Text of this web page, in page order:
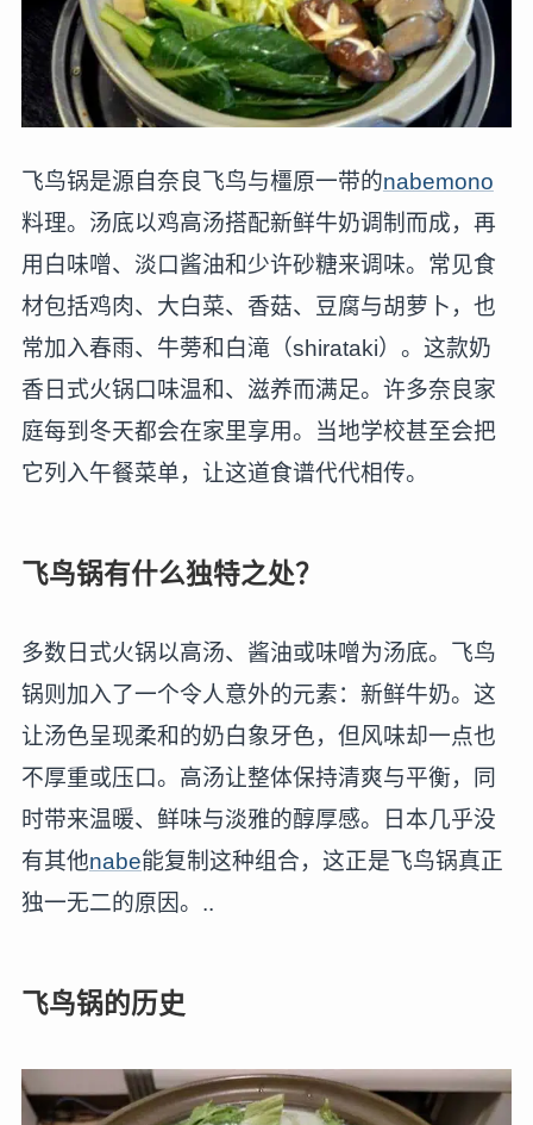
飞鸟锅是源自奈良飞鸟与橿原一带的nabemono
料理。汤底以鸡高汤搭配新鲜牛奶调制而成，再
用白味噌、淡口酱油和少许砂糖来调味。常见食
材包括鸡肉、大白菜、香菇、豆腐与胡萝卜，也
常加入春雨、牛蒡和白滝（shirataki）。这款奶
香日式火锅口味温和、滋养而满足。许多奈良家
庭每到冬天都会在家里享用。当地学校甚至会把
它列入午餐菜单，让这道食谱代代相传。
飞鸟锅有什么独特之处？
多数日式火锅以高汤、酱油或味噌为汤底。飞鸟
锅则加入了一个令人意外的元素：新鲜牛奶。这
让汤色呈现柔和的奶白象牙色，但风味却一点也
不厚重或压口。高汤让整体保持清爽与平衡，同
时带来温暖、鲜味与淡雅的醇厚感。日本几乎没
有其他nabe能复制这种组合，这正是飞鸟锅真正
独一无二的原因。..
飞鸟锅的历史